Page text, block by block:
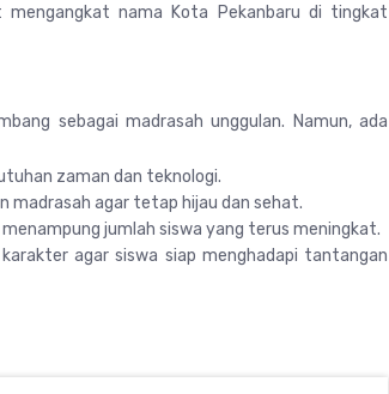
mengangkat nama Kota Pekanbaru di tingkat
sebagai madrasah unggulan. Namun, ada
zaman dan teknologi.
madrasah agar tetap hijau dan sehat.
jumlah siswa yang terus meningkat.
karakter agar siswa siap menghadapi tantangan